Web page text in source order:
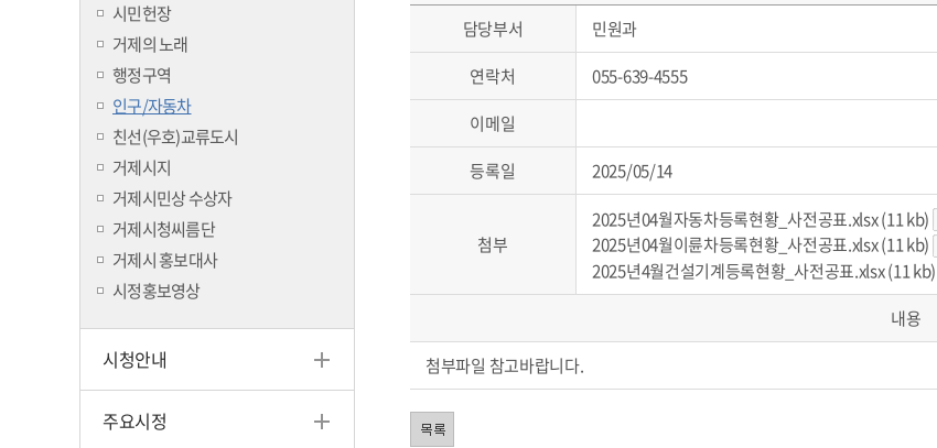
시민헌장
거제의 노래
행정구역
인구/자동차
친선(우호)교류도시
거제시지
거제시민상 수상자
거제시청씨름단
거제시 홍보대사
시정홍보영상
시청안내
주요시정
담당부서
민원과
연락처
055-639-4555
이메일
등록일
2025/05/14
첨부
2025년04월자동차등록현황_사전공표.xlsx (11 kb)
2025년04월이륜차등록현황_사전공표.xlsx (11 kb)
2025년4월건설기계등록현황_사전공표.xlsx (11 kb)
내용
첨부파일 참고바랍니다.